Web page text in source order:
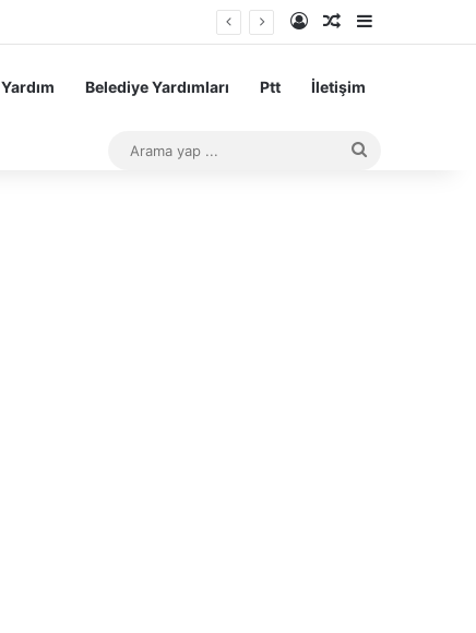
Kayıt OlRastgele Makale
Belediye Yardımları Ptt İletişim